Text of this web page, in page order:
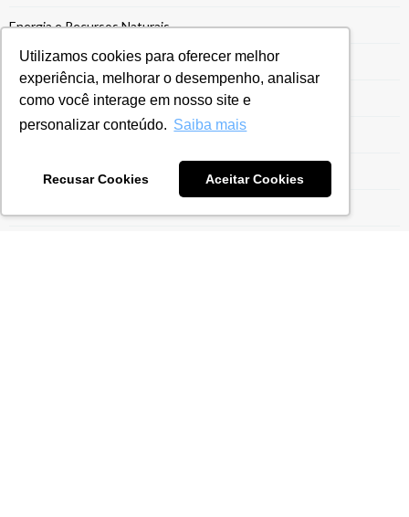
Utilizamos cookies para oferecer melhor
experiência, melhorar o desempenho, analisar
como você interage em nosso site e
personalizar conteúdo. Saiba mais
Recusar Cookies Aceitar Cookies
Energia e Recursos Naturais
Entrega da ECF
Entrega ECF
Escrituração Contábil Fiscal
Estrutura para Gestão do Drawback